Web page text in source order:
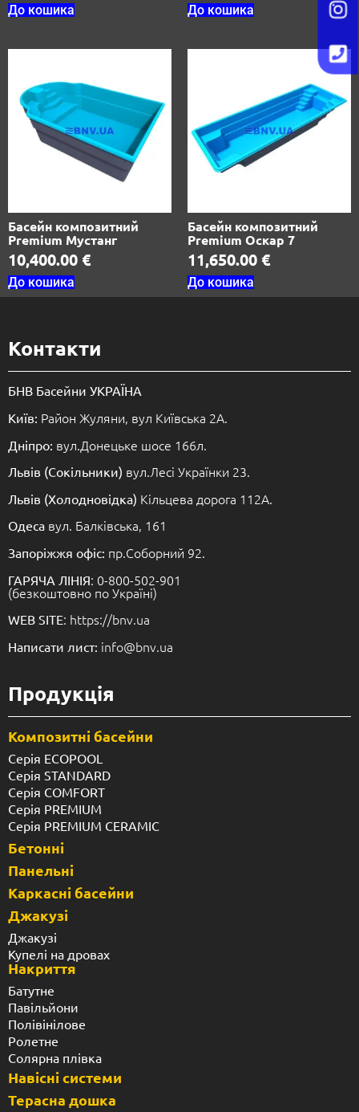
До кошика До кошика
Басейн композитний
Premium Мустанг
10,400.00 €
До кошика
Басейн композитний
Premium Оскар 7
11,650.00 €
До кошика
Контакти
БНВ Басейни УКРАЇНА
Київ: Район Жуляни, вул Київська 2А.
Дніпро: вул.Донецьке шосе 166л.
Львів (Сокільники) вул.Лесі Українки 23.
Львів (Холодновідка) Кільцева дорога 112А.
Одеса вул. Балківська, 161
Запоріжжя офіс: пр.Соборний 92.
ГАРЯЧА ЛІНІЯ: 0-800-502-901
(безкоштовно по Україні)
WEB SITE: https://bnv.ua
Написати лист: info@bnv.ua
Продукція
Композитні басейни
Серія ECOPOOL
Серія STANDARD
Серія COMFORT
Серія PREMIUM
Серія PREMIUM CERAMIC
Бетонні
Панельні
Каркасні басейни
Джакузі
Джакузі
Купелі на дровах
Накриття
Батутне
Павільйони
Полівінілове
Ролетне
Солярна плівка
Навісні системи
Терасна дошка